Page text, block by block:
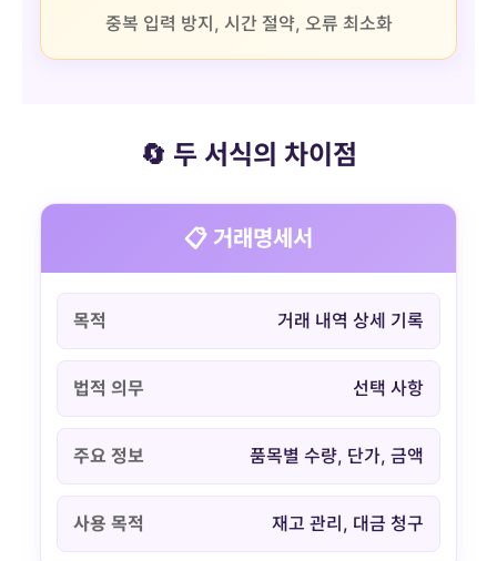
중복 입력 방지, 시간 절약, 오류 최소화
🔄 두 서식의 차이점
📋 거래명세서
목적 거래 내역 상세 기록
법적 의무 선택 사항
주요 정보 품목별 수량, 단가, 금액
사용 목적 재고 관리, 대금 청구